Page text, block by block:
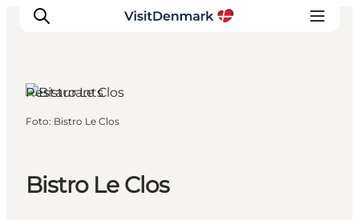
Cosa fare
Bistro Le Clos
Restaurants
Foto: Bistro Le Clos